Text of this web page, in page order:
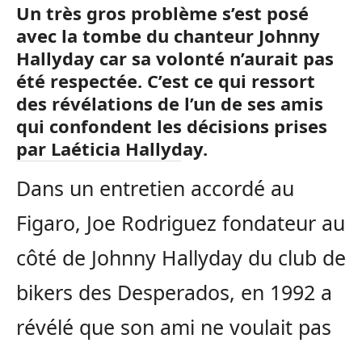
Un très gros problème s’est posé
avec la tombe du chanteur Johnny
Hallyday car sa volonté n’aurait pas
été respectée. C’est ce qui ressort
des révélations de l’un de ses amis
qui confondent les décisions prises
par Laéticia Hallyday.
Dans un entretien accordé au
Figaro, Joe Rodriguez fondateur au
côté de Johnny Hallyday du club de
bikers des Desperados, en 1992 a
révélé que son ami ne voulait pas